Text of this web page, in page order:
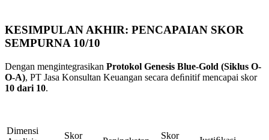
KESIMPULAN AKHIR: PENCAPAIAN SKOR
SEMPURNA 10/10
Dengan mengintegrasikan Protokol Genesis Blue-Gold (Siklus O-
O-A), PT Jasa Konsultan Keuangan secara deﬁnitif mencapai skor
10 dari 10.
Dimensi
Skor
Skor